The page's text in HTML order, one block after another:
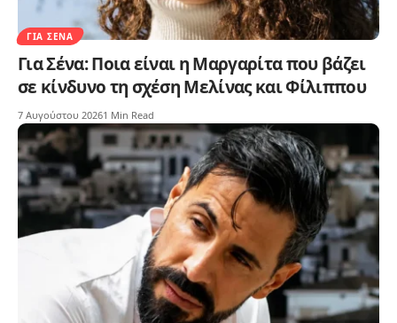
ΓΙΑ ΣΈΝΑ
Για Σένα: Ποια είναι η Μαργαρίτα που βάζει
σε κίνδυνο τη σχέση Μελίνας και Φίλιππου
7 Αυγούστου 20261 Min Read